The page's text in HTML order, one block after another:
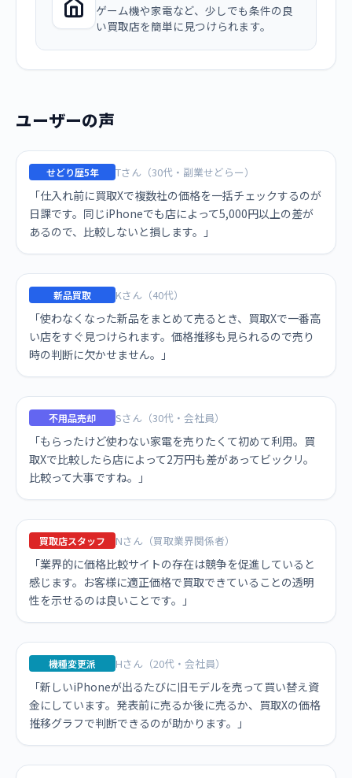
ゲーム機や家電など、少しでも条件の良
い買取店を簡単に見つけられます。
ユーザーの声
せどり歴5年 Tさん（30代・副業せどらー）
「仕入れ前に買取Xで複数社の価格を一括チェックするのが
日課です。同じiPhoneでも店によって5,000円以上の差が
あるので、比較しないと損します。」
新品買取 Kさん（40代）
「使わなくなった新品をまとめて売るとき、買取Xで一番高
い店をすぐ見つけられます。価格推移も見られるので売り
時の判断に欠かせません。」
不用品売却 Sさん（30代・会社員）
「もらったけど使わない家電を売りたくて初めて利用。買
取Xで比較したら店によって2万円も差があってビックリ。
比較って大事ですね。」
買取店スタッフ Nさん（買取業界関係者）
「業界的に価格比較サイトの存在は競争を促進していると
感じます。お客様に適正価格で買取できていることの透明
性を示せるのは良いことです。」
機種変更派 Hさん（20代・会社員）
「新しいiPhoneが出るたびに旧モデルを売って買い替え資
金にしています。発表前に売るか後に売るか、買取Xの価格
推移グラフで判断できるのが助かります。」